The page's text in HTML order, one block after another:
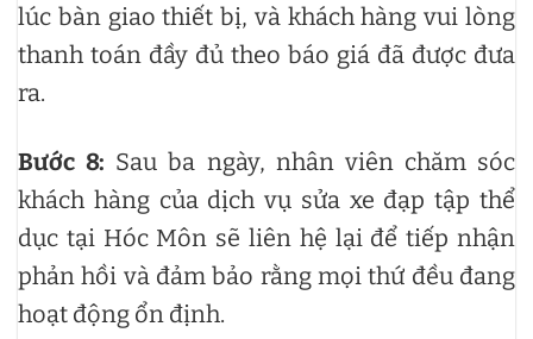
lúc bàn giao thiết bị, và khách hàng vui lòng
thanh toán đầy đủ theo báo giá đã được đưa
ra.
Bước 8: Sau ba ngày, nhân viên chăm sóc
khách hàng của dịch vụ sửa xe đạp tập thể
dục tại Hóc Môn sẽ liên hệ lại để tiếp nhận
phản hồi và đảm bảo rằng mọi thứ đều đang
hoạt động ổn định.